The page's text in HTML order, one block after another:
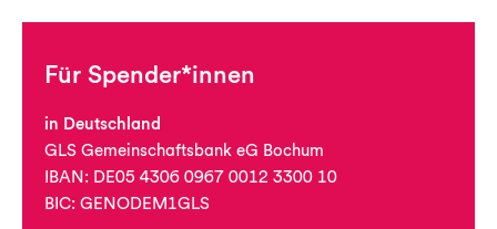
Für Spender*innen
in Deutschland
GLS Gemeinschaftsbank eG Bochum
IBAN: DE05 4306 0967 0012 3300 10
BIC: GENODEM1GLS